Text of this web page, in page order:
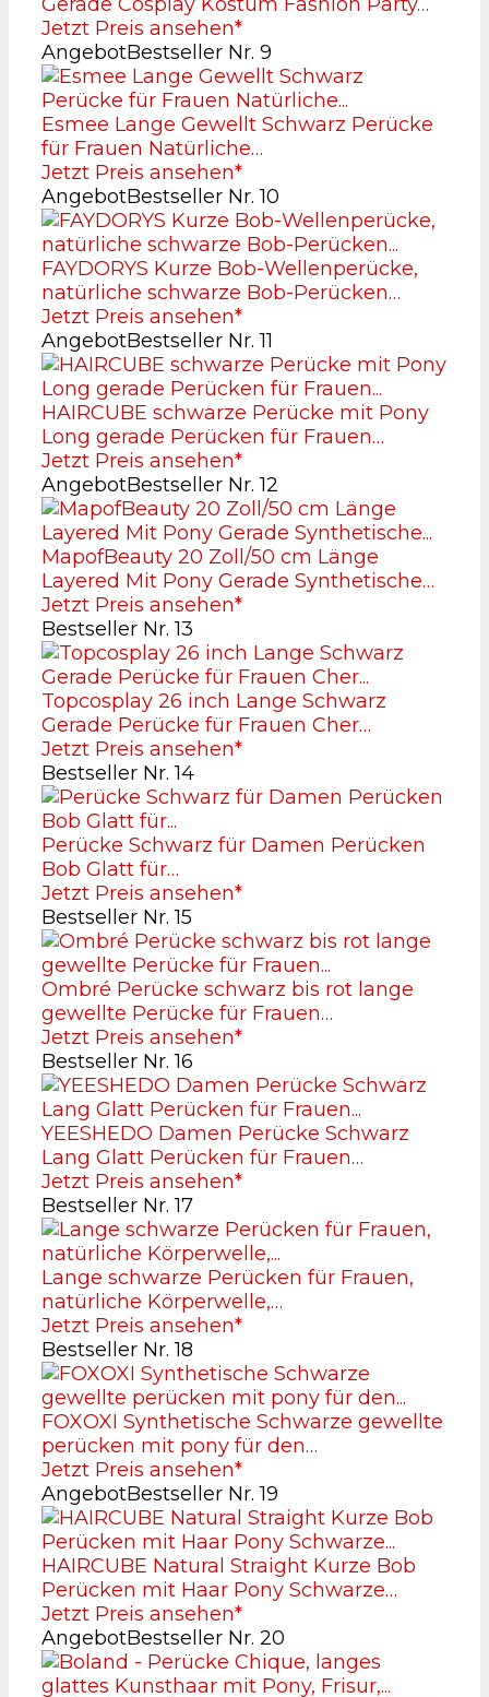
Jetzt Preis ansehen*
AngebotBestseller Nr. 9
Esmee Lange Gewellt Schwarz Perücke
für Frauen Natürliche…
Jetzt Preis ansehen*
AngebotBestseller Nr. 10
FAYDORYS Kurze Bob-Wellenperücke,
natürliche schwarze Bob-Perücken…
Jetzt Preis ansehen*
AngebotBestseller Nr. 11
HAIRCUBE schwarze Perücke mit Pony
Long gerade Perücken für Frauen…
Jetzt Preis ansehen*
AngebotBestseller Nr. 12
MapofBeauty 20 Zoll/50 cm Länge
Layered Mit Pony Gerade Synthetische…
Jetzt Preis ansehen*
Bestseller Nr. 13
Topcosplay 26 inch Lange Schwarz
Gerade Perücke für Frauen Cher…
Jetzt Preis ansehen*
Bestseller Nr. 14
Perücke Schwarz für Damen Perücken
Bob Glatt für…
Jetzt Preis ansehen*
Bestseller Nr. 15
Ombré Perücke schwarz bis rot lange
gewellte Perücke für Frauen…
Jetzt Preis ansehen*
Bestseller Nr. 16
YEESHEDO Damen Perücke Schwarz
Lang Glatt Perücken für Frauen…
Jetzt Preis ansehen*
Bestseller Nr. 17
Lange schwarze Perücken für Frauen,
natürliche Körperwelle,…
Jetzt Preis ansehen*
Bestseller Nr. 18
FOXOXI Synthetische Schwarze gewellte
perücken mit pony für den…
Jetzt Preis ansehen*
AngebotBestseller Nr. 19
HAIRCUBE Natural Straight Kurze Bob
Perücken mit Haar Pony Schwarze…
Jetzt Preis ansehen*
AngebotBestseller Nr. 20